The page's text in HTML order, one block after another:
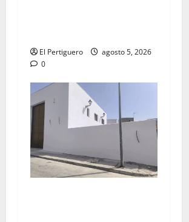
El Pertiguero
agosto 5, 2026
0